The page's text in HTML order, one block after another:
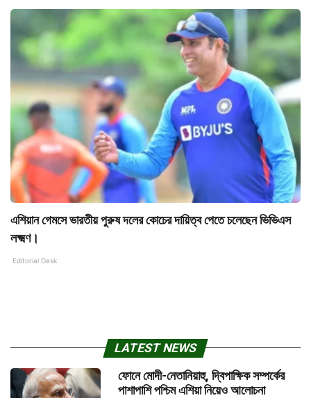
এশিয়ান গেমসে ভারতীয় পুরুষ দলের কোচের দায়িত্ব পেতে চলেছেন ভিভিএস
লক্ষ্মণ।
Editorial Desk
LATEST NEWS
ফোনে মোদী-নেতানিয়াহু, দ্বিপাক্ষিক সম্পর্কের
পাশাপাশি পশ্চিম এশিয়া নিয়েও আলোচনা